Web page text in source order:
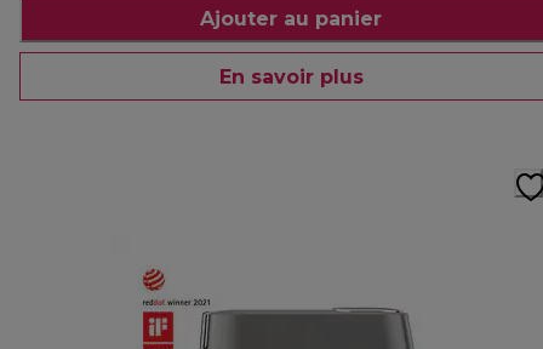
Ajouter au panier
En savoir plus